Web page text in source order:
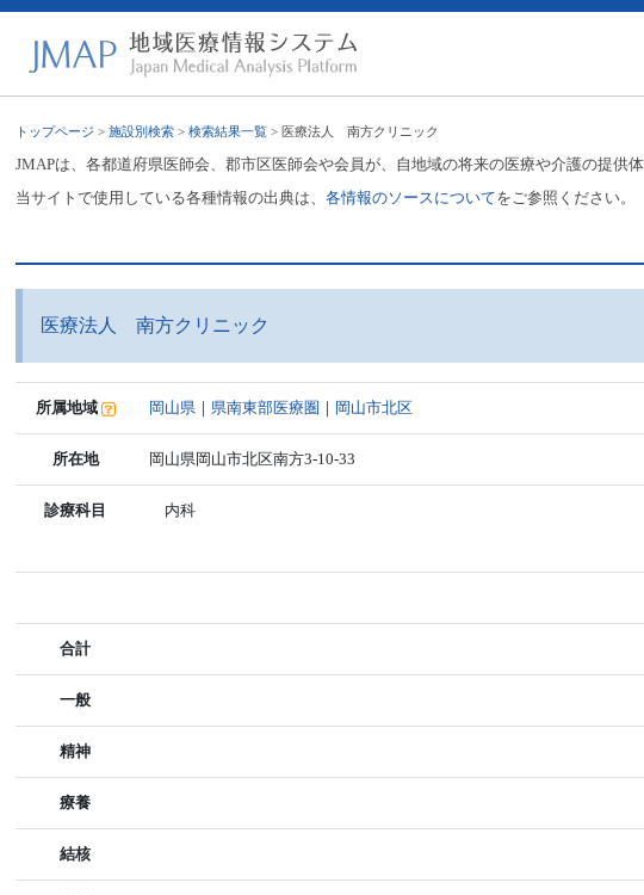
トップページ >施設別検索 >検索結果一覧 > 医療法人 南方クリニック
JMAPは、各都道府県医師会、郡市区医師会や会員が、自地域の将来の医療や介護の提供
当サイトで使用している各種情報の出典は、各情報のソースについてをご参照ください。
医療法人 南方クリニック
所属地域 岡山県 ｜ 県南東部医療圏 ｜ 岡山市北区
所在地 岡山県岡山市北区南方3-10-33
診療科目 内科
合計
一般
精神
療養
結核